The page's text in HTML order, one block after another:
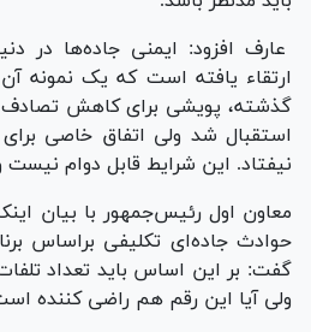
عارف افزود: ایمنی جاده‌ها در
ارتقاء یافته است که یک نمونه
گذشته، پویشی برای کاهش تصادف
استقبال شد ولی اتفاق خاصی
نیفتاد. این شرایط قابل دوام نیست
حوادث جاده‌ای تکلیفی براساس
ولی آیا این رقم هم راضی کننده